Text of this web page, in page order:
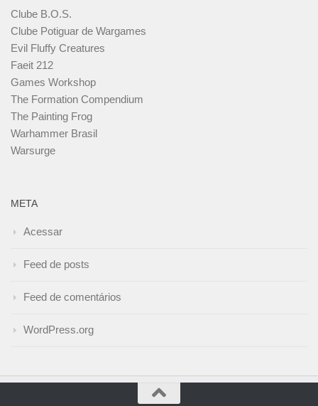
Clube B.O.S.
Clube Potiguar de Wargames
Evil Fluffy Creatures
Faeit 212
Games Workshop
The Formation Compendium
The Painting Frog
Warhammer Brasil
Warsurge
META
Acessar
Feed de posts
Feed de comentários
WordPress.org